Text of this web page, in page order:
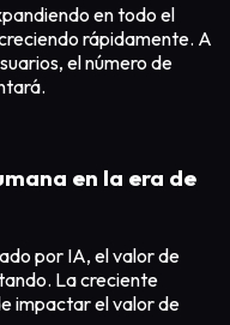
en todo el
rápidamente. A
el número de
en la era de
por IA, el valor de
La creciente
impactar el valor de